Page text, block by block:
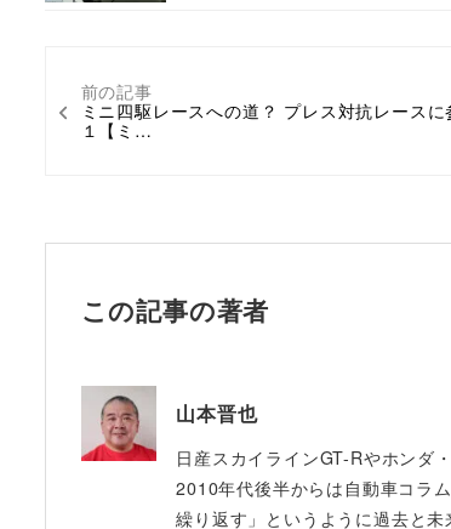
前の記事
ミニ四駆レースへの道？ プレス対抗レース
１【ミ…
この記事の著者
山本晋也
日産スカイラインGT-Rやホンダ
2010年代後半からは自動車コラ
繰り返す」というように過去と